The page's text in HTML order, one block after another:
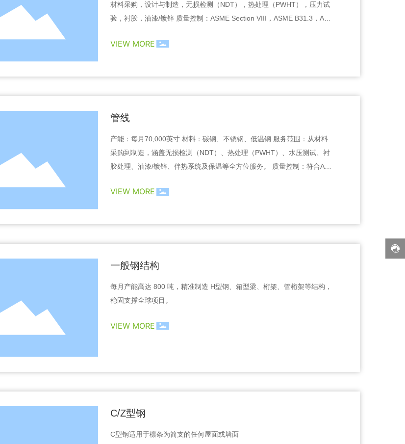
材料采购，设计与制造，无损检测（NDT），热处理（PWHT），压力试
验，衬胶，油漆/镀锌 质量控制：ASME Section VIII，ASME B31.3，AW
VIEW MORE
管线
产能：每月70,000英寸 材料：碳钢、不锈钢、低温钢 服务范围：从材料
采购到制造，涵盖无损检测（NDT）、热处理（PWHT）、水压测试、衬
胶处理、油漆/镀锌、伴热系统及保温等全方位服务。 质量控制：符合AS
国际标准。
VIEW MORE
一般钢结构
每月产能高达 800 吨，精准制造 H型钢、箱型梁、桁架、管桁架等结构，
稳固支撑全球项目。
VIEW MORE
C/Z型钢
C型钢适用于檩条为简支的任何屋面或墙面